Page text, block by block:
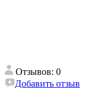
Отзывов: 0
Добавить отзыв